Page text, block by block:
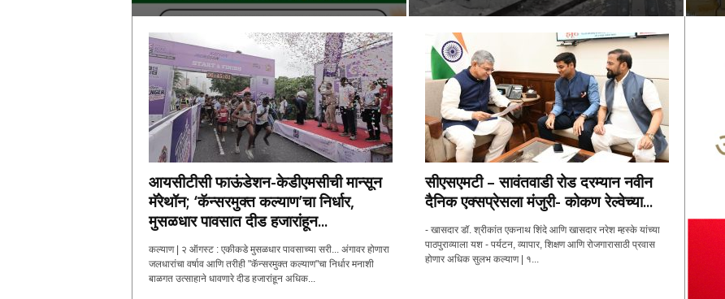
आयसीटीसी फाऊंडेशन-केडीएमसीची मान्सून
मॅरेथॉन; ‘कॅन्सरमुक्त कल्याण’चा निर्धार,
मुसळधार पावसात दीड हजारांहून...
कल्याण | २ ऑगस्ट : एकीकडे मुसळधार पावसाच्या सरी... अंगावर होणारा
जलधारांचा वर्षाव आणि तरीही "कॅन्सरमुक्त कल्याण"चा निर्धार मनाशी
बाळगत उत्साहाने धावणारे दीड हजारांहून अधिक...
सीएसएमटी – सावंतवाडी रोड दरम्यान नवीन
दैनिक एक्सप्रेसला मंजुरी- कोकण रेल्वेच्या...
- खासदार डॉ. श्रीकांत एकनाथ शिंदे आणि खासदार नरेश म्हस्के यांच्या
पाठपुराव्याला यश - पर्यटन, व्यापार, शिक्षण आणि रोजगारासाठी प्रवास
होणार अधिक सुलभ कल्याण | १...